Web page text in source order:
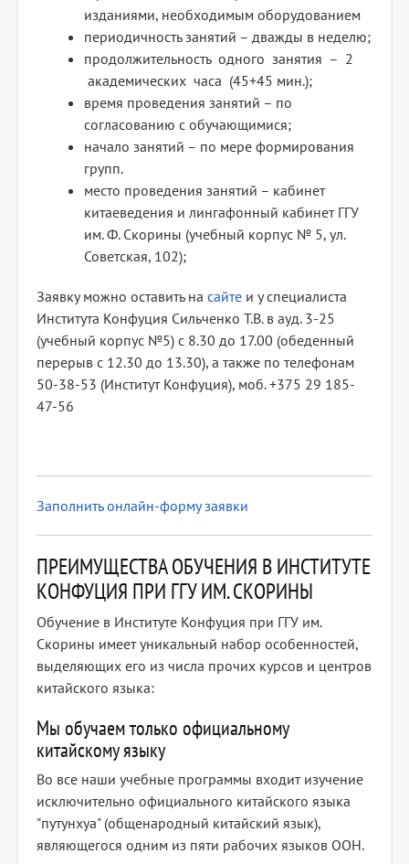
изданиями, необходимым оборудованием
периодичность занятий – дважды в неделю;
продолжительность одного занятия – 2
академических часа (45+45 мин.);
время проведения занятий – по
согласованию с обучающимися;
начало занятий – по мере формирования
групп.
место проведения занятий – кабинет
китаеведения и лингафонный кабинет ГГУ
им. Ф. Скорины (учебный корпус № 5, ул.
Советская, 102);
Заявку можно оставить на сайте и у специалиста
Института Конфуция Сильченко Т.В. в ауд. 3-25
(учебный корпус №5) с 8.30 до 17.00 (обеденный
перерыв с 12.30 до 13.30), а также по телефонам
50-38-53 (Институт Конфуция), моб. +375 29 185-
47-56
Заполнить онлайн-форму заявки
ПРЕИМУЩЕСТВА ОБУЧЕНИЯ В ИНСТИТУТЕ
КОНФУЦИЯ ПРИ ГГУ ИМ. СКОРИНЫ
Обучение в Институте Конфуция при ГГУ им.
Скорины имеет уникальный набор особенностей,
выделяющих его из числа прочих курсов и центров
китайского языка:
Мы обучаем только официальному
китайскому языку
Во все наши учебные программы входит изучение
исключительно официального китайского языка
"путунхуа" (общенародный китайский язык),
являющегося одним из пяти рабочих языков ООН.